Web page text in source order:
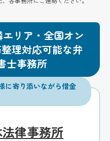
リア・全国オン
理対応可能な弁
士事務所
に寄り添いながら借金
律事務所